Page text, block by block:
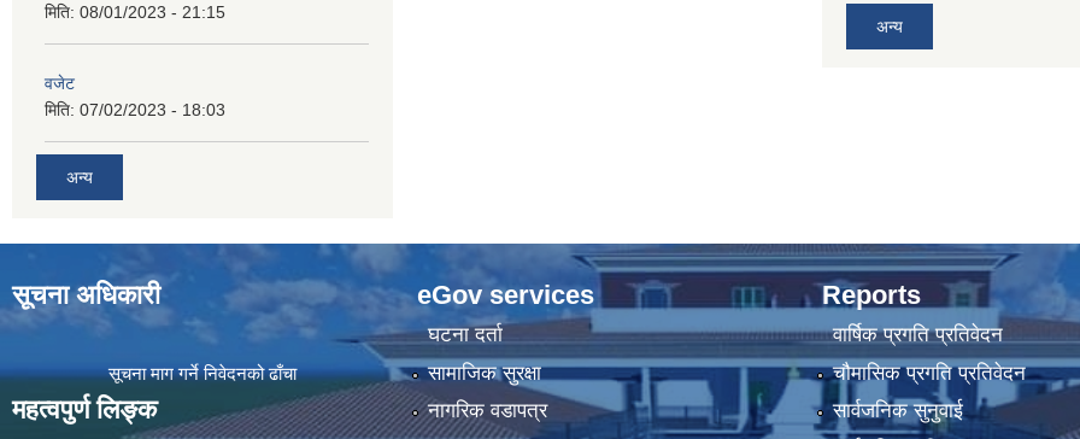
मिति: 08/01/2023 - 21:15
वजेट
मिति: 07/02/2023 - 18:03
अन्य
अन्य
सूचना अधिकारी
सूचना माग गर्ने निवेदनको ढाँचा
महत्वपुर्ण लिङ्क
eGov services
घटना दर्ता
सामाजिक सुरक्षा
नागरिक वडापत्र
Reports
वार्षिक प्रगति प्रतिवेदन
चौमासिक प्रगति प्रतिवेदन
सार्वजनिक सुनुवाई